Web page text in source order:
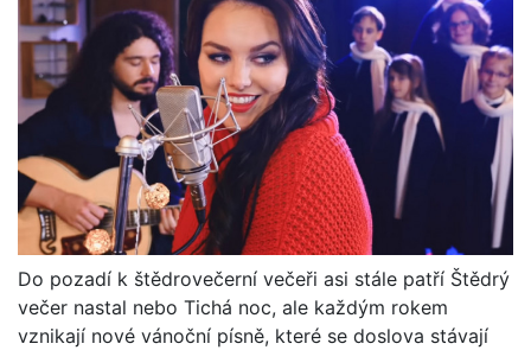
Do pozadí k štědrovečerní večeři asi stále patří Štědrý
večer nastal nebo Tichá noc, ale každým rokem
vznikají nové vánoční písně, které se doslova stávají